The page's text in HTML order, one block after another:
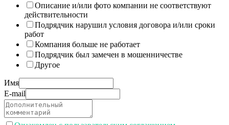
Описание и/или фото компании не соответствуют
действительности
Подрядчик нарушил условия договора и/или сроки
работ
Компания больше не работает
Подрядчик был замечен в мошенничестве
Другое
Имя
E-mail